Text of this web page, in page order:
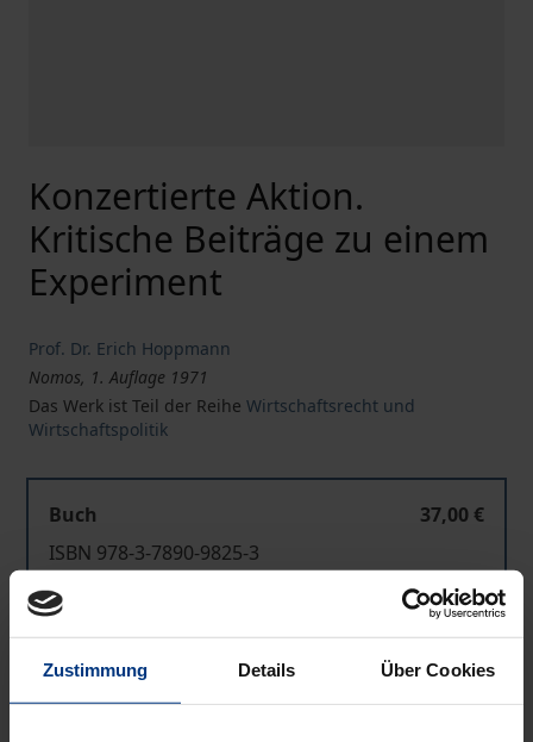
Zustimmung Details Über Cookies
Konzertierte Aktion.
Kritische Beiträge zu einem
Experiment
Prof. Dr. Erich Hoppmann
Nomos, 1. Auflage 1971
Das Werk ist Teil der Reihe Wirtschaftsrecht und
Wirtschaftspolitik
Buch
37,00 €
ISBN 978-3-7890-9825-3
Nicht lieferbar